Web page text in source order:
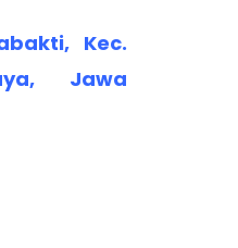
Kec.
Jawa